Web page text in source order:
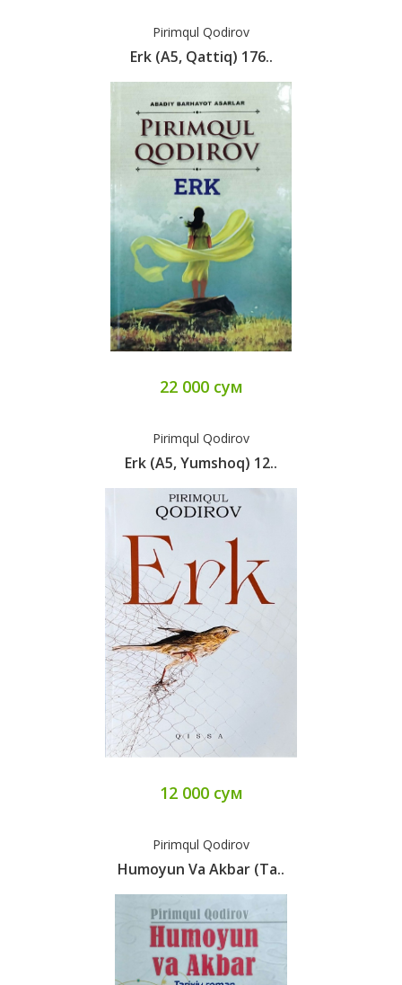
Pirimqul Qodirov
Erk (А5, Qattiq) 176..
22 000 сум
Pirimqul Qodirov
Erk (А5, Yumshoq) 12..
12 000 сум
Pirimqul Qodirov
Humoyun Va Akbar (Ta..